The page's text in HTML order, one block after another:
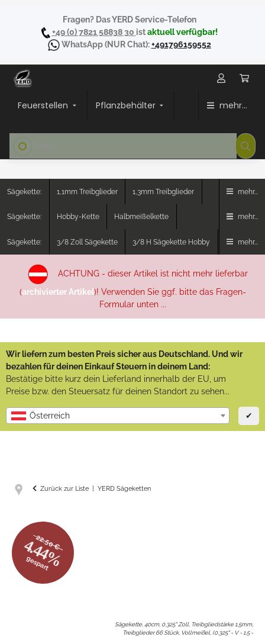
Fragen? Das YERD Service-Telefon
+49 (0) 7821 58838 30 istaktuell verfügbar!
WhatsApp(NUR Chat):+491796159552
Feuerstellen Pflanzbehälter mehr...
Sägekette: 1,1mm Treibglieder 1,3mm Treibglieder mehr...
Sägekette: Hobby-Kette Halbmeißelkette mehr...
Sägekette: 3/8 Zoll Sägekette 3/8 H Sägekette Hobby mehr...
ACHTUNG - dieser Artikel ist nicht mehr lieferbar
(archivierter Artikel)! Verwenden Sie ggf. bitte das Fragen-
Formular unten ...
Wir liefern zum besten Preis sicher aus Deutschland. Und wir
bezahlen für deinen Einkauf Steuern in deinem Land:
Bestätige bitte kurz dein Lieferland innerhalb der EU, um
Preise bzw. den Steuersatz für deinen Standort zu sehen...
Österreich ✔
Zurück zur Liste YERD Sägeketten
22.50 €
4.44%
gespart
Sägekette, 40cm, 0.325" Zoll, Treibgliedstärke 1,5mm,
Treibglieder 66 Stück, Vollmeißel, (0.325" - V - 1,5 -